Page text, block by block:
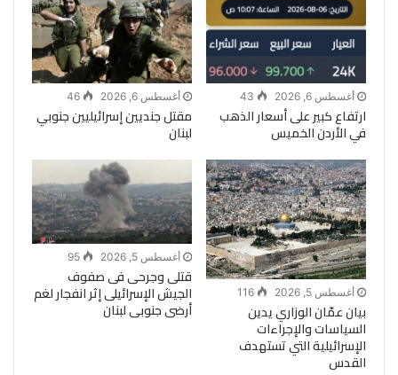
أغسطس 6, 2026 43
ارتفاع كبير على أسعار الذهب
في الأردن الخميس
أغسطس 6, 2026 46
مقتل جنديين إسرائيليين جنوبي
لبنان
أغسطس 5, 2026 116
بيان عمّان الوزاري يدين
السياسات والإجراءات
الإسرائيلية التي تستهدف
القدس
أغسطس 5, 2026 95
قتلى وجرحى فى صفوف
الجيش الإسرائيلى إثر انفجار لغم
أرضى جنوبى لبنان